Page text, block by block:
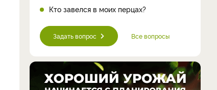
Кто завелся в моих перцах?
Задать вопрос Все вопросы